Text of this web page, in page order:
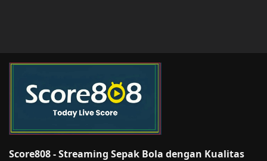
Score808 - Streaming Sepak Bola dengan Kualitas